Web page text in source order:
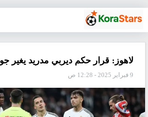
لاهوز: قرار حكم ديربي مدريد يغير
9 فبراير 2025 - 12:28 ص